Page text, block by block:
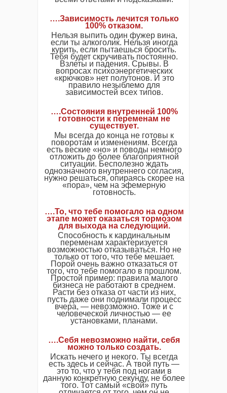
….Зависимость лечится только
100% отказом.
Нельзя выпить один фужер вина,
если ты алкоголик. Нельзя иногда
курить, если пытаешься бросить.
Тебя будет скручивать постоянно.
Взлеты и падения. Срывы. В
вопросах психоэнергетических
«крючков» нет полутонов. И это
правило незыблемо для
зависимостей всех типов.
….Состояния внутренней 100%
готовности к переменам не
существует.
Мы всегда до конца не готовы к
поворотам и изменениям. Всегда
есть веские «но» и поводы немного
отложить до более благоприятной
ситуации. Бесполезно ждать
однозначного внутреннего согласия,
нужно решаться, опираясь скорее на
«пора», чем на эфемерную
готовность.
….То, что тебе помогало на одном
этапе может оказаться тормозом
для выхода на следующий.
Способность к кардинальным
переменам характеризуется
возможностью отказываться. Но не
только от того, что тебе мешает.
Порой очень важно отказаться от
того, что тебе помогало в прошлом.
Простой пример: правила малого
бизнеса не работают в среднем.
Расти без отказа от части из них,
пусть даже они поднимали процесс
вчера, — невозможно. Тоже и с
человеческой личностью — ее
установками, планами.
….Себя невозможно найти, себя
можно только создать.
Искать нечего и некого. Ты всегда
есть здесь и сейчас. А твой путь —
это то, что у тебя под ногами в
данную конкретную секунду, не более
того. Тот самый «свой» путь